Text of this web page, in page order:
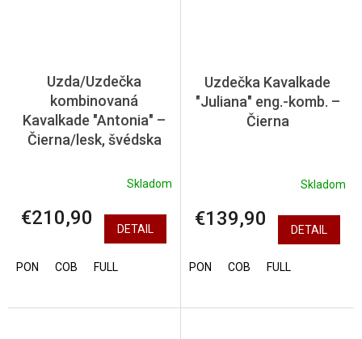
Uzda/Uzdečka
kombinovaná
Kavalkade "Antonia" –
Čierna/lesk, švédska
Skladom
€210,90 DETAIL
PON COB FULL
Uzdečka Kavalkade
"Juliana" eng.-komb. –
Čierna
Skladom
€139,90 DETAIL
PON COB FULL